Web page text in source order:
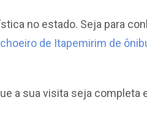
no estado. Seja para
de Itapemirim de
a sua visita seja completa